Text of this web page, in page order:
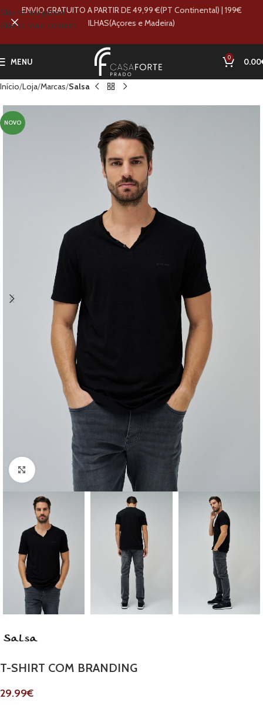
Skip to navigation
Skip to main content
MENU 0 0.00
Início Loja Marcas Salsa
NOVO
Clique para ampliar
T-SHIRT COM BRANDING
29.99€
ENVIO GRATUITO A PARTIR DE 49,99 €(PT Continental) | 199€
ILHAS(Açores e Madeira)